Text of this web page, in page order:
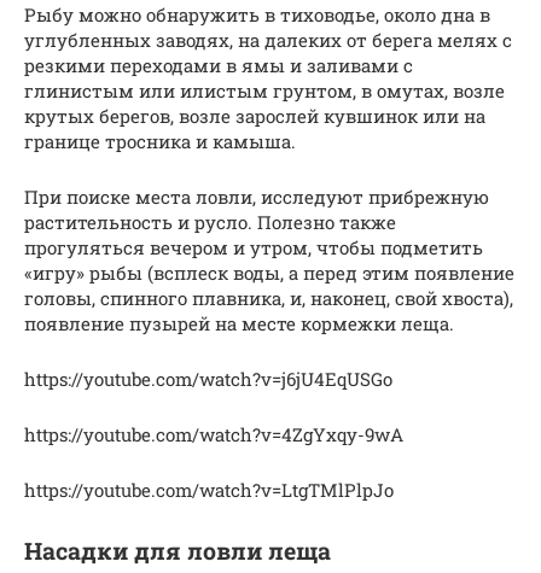
Рыбу можно обнаружить в тиховодье, около дна в
углубленных заводях, на далеких от берега мелях с
резкими переходами в ямы и заливами с
глинистым или илистым грунтом, в омутах, возле
крутых берегов, возле зарослей кувшинок или на
границе тросника и камыша.
При поиске места ловли, исследуют прибрежную
растительность и русло. Полезно также
прогуляться вечером и утром, чтобы подметить
«игру» рыбы (всплеск воды, а перед этим появление
головы, спинного плавника, и, наконец, свой хвоста),
появление пузырей на месте кормежки леща.
https://youtube.com/watch?v=j6jU4EqUSGo
https://youtube.com/watch?v=4ZgYxqy-9wA
https://youtube.com/watch?v=LtgTMlPlpJo
Насадки для ловли леща